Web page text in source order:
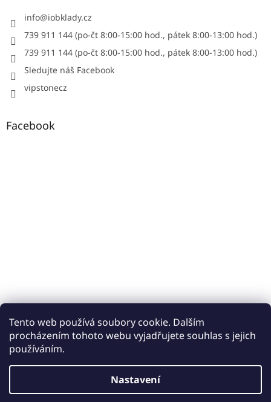
Tento web používá soubory cookie. Dalším
procházením tohoto webu vyjadřujete souhlas s jejich
používáním.
Nastavení
info@iobklady.cz
739 911 144 (po-čt 8:00-15:00 hod., pátek 8:00-13:00 hod.)
739 911 144 (po-čt 8:00-15:00 hod., pátek 8:00-13:00 hod.)
Sledujte náš Facebook
vipstonecz
Facebook